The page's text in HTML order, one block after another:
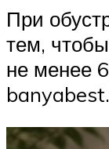
При
тем,
не менее